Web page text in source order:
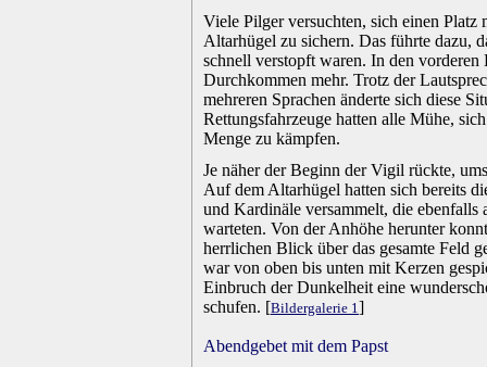
Viele Pilger versuchten, sich einen Platz
Altarhügel zu sichern. Das führte dazu,
schnell verstopft waren. In den vorderen
Durchkommen mehr. Trotz der
mehreren Sprachen änderte sich diese
Rettungsfahrzeuge hatten alle Mühe,
Menge zu kämpfen.
Je näher der Beginn der Vigil rückte,
Auf dem Altarhügel hatten sich bereits
und Kardinäle versammelt, die ebenfalls
warteten. Von der Anhöhe herunter
herrlichen Blick über das gesamte Feld
war von oben bis unten mit Kerzen
Einbruch der Dunkelheit eine
schufen. [Bildergalerie 1]
Abendgebet mit dem Papst